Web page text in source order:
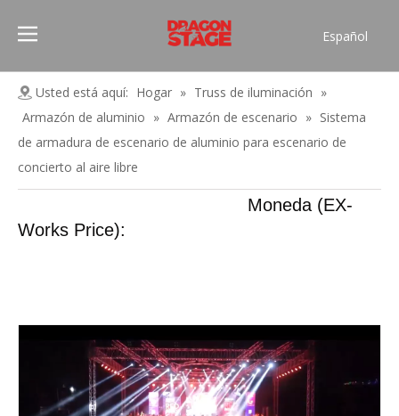
Español
Pусский
Français
العربية
English
Usted está aquí: Hogar » Truss de iluminación »
Armazón de aluminio » Armazón de escenario » Sistema
de armadura de escenario de aluminio para escenario de
concierto al aire libre
Moneda (EX-
Works Price):